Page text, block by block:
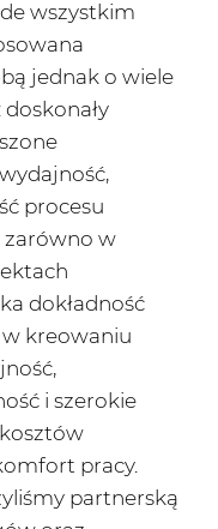
wszystkim
jednak o wiele
procesu
zarówno w
dokładność
w kreowaniu
i szerokie
pracy.
partnerską